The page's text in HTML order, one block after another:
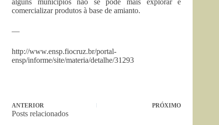
alguns municípios não se pode mais explorar e
comercializar produtos à base de amianto.
—
http://www.ensp.fiocruz.br/portal-
ensp/informe/site/materia/detalhe/31293
ANTERIOR PRÓXIMO
Posts relacionados